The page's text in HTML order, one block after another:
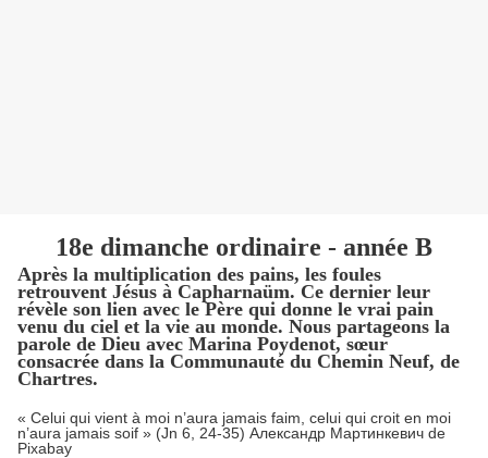
18e dimanche ordinaire - année B
Après la multiplication des pains, les foules
retrouvent Jésus à Capharnaüm. Ce dernier leur
révèle son lien avec le Père qui donne le vrai pain
venu du ciel et la vie au monde. Nous partageons la
parole de Dieu avec Marina Poydenot, sœur
consacrée dans la Communauté du Chemin Neuf, de
Chartres.
« Celui qui vient à moi n’aura jamais faim, celui qui croit en moi
n’aura jamais soif » (Jn 6, 24-35) Александр Мартинкевич de
Pixabay